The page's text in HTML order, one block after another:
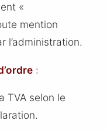
«
mention
l’administration.
:
TVA selon le